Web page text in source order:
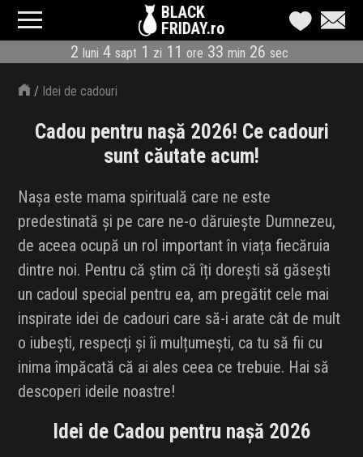
BLACK
FRIDAY.ro
2 luni 4 sapt 1 zi 11 ore 33 min 25 sec
CATEGORII
MAGAZINE
ÎNSCRIE MAGAZIN
REDUCERI
CODURI REDUCERE
CÂND E BLACK FRIDAY
ABONARE NEWSLETTER
INFLUENCER SQUAD
BRANDURI
/ Idei de cadouri
Cadou pentru nașă 2026! Ce cadouri
sunt căutate acum!
Nașa este mama spirituală care ne este
predestinată și pe care ne-o dăruiește Dumnezeu,
de aceea ocupă un rol important în viața fiecăruia
dintre noi. Pentru că știm că îți dorești să găsești
un cadoul special pentru ea, am pregătit cele mai
inspirate idei de cadouri care să-i arate cât de mult
o iubești, respecți și îi mulțumești, ca tu să fii cu
inima împăcată că ai ales ceea ce trebuie. Hai să
descoperi ideile noastre!
Idei de Cadou pentru nașă 2026